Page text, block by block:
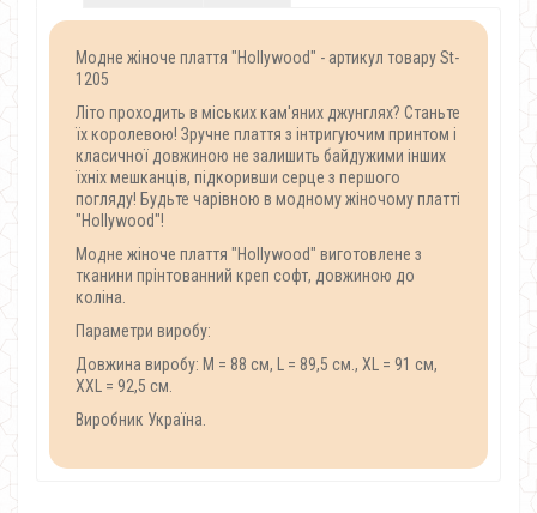
Модне жіноче плаття "Hollywood" - артикул товару St-
1205
Літо проходить в міських кам'яних джунглях? Станьте
їх королевою! Зручне плаття з інтригуючим принтом і
класичної довжиною не залишить байдужими інших
їхніх мешканців, підкоривши серце з першого
погляду! Будьте чарівною в модному жіночому платті
"Hollywood"!
Модне жіноче плаття "Hollywood" виготовлене з
тканини прінтованний креп софт, довжиною до
коліна.
Параметри виробу:
Довжина виробу: M = 88 см, L = 89,5 см., XL = 91 см,
XXL = 92,5 см.
Виробник Україна.